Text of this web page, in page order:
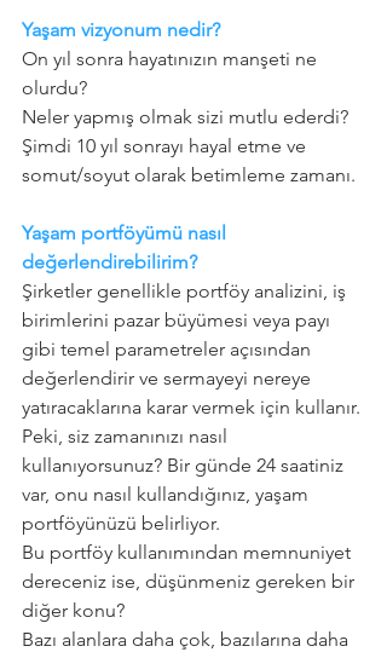
Yaşam vizyonum nedir?
On yıl sonra hayatınızın manşeti ne
olurdu?
Neler yapmış olmak sizi mutlu ederdi?
Şimdi 10 yıl sonrayı hayal etme ve
somut/soyut olarak betimleme zamanı.
Yaşam portföyümü nasıl
değerlendirebilirim?
Şirketler genellikle portföy analizini, iş
birimlerini pazar büyümesi veya payı
gibi temel parametreler açısından
değerlendirir ve sermayeyi nereye
yatıracaklarına karar vermek için kullanır.
Peki, siz zamanınızı nasıl
kullanıyorsunuz? Bir günde 24 saatiniz
var, onu nasıl kullandığınız, yaşam
portföyünüzü belirliyor.
Bu portföy kullanımından memnuniyet
dereceniz ise, düşünmeniz gereken bir
diğer konu?
Bazı alanlara daha çok, bazılarına daha